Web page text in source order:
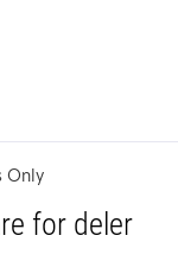
Only
for deler